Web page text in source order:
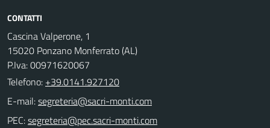
CONTATTI
Cascina Valperone, 1
15020 Ponzano Monferrato (AL)
P.Iva: 00971620067
Telefono: +39.0141.927120
E-mail:
PEC: